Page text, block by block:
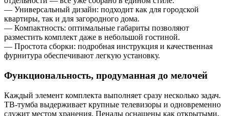
— Универсальный дизайн: подходит как для городской
квартиры, так и для загородного дома.
— Компактность: оптимальные габариты позволяют
разместить комплект даже в небольшой гостиной.
— Простота сборки: подробная инструкция и качественная
фурнитура обеспечивают легкую установку.
Функциональность, продуманная до мелочей
Каждый элемент комплекта выполняет сразу несколько задач.
ТВ-тумба выдерживает крупные телевизоры и одновременно
служит местом хранения. Пеналы оснащены как открытыми,